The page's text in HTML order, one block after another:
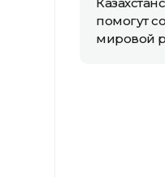
помогут
мировой